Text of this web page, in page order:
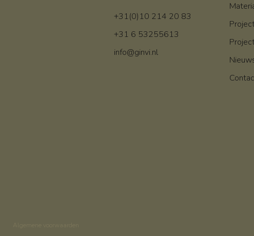
+31(0)10 214 20 83
+31 6 53255613
info@ginvi.nl